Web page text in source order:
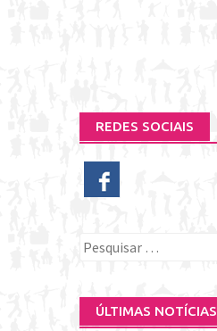
REDES SOCIAIS
Pesquisar
ÚLTIMAS NOTÍCIAS